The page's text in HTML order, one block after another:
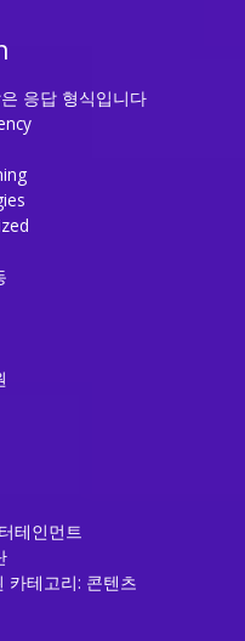
응답 형식입니다
테인먼트
카테고리: 콘텐츠